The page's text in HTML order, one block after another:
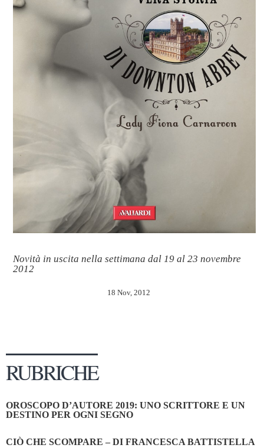
Novità in uscita nella settimana dal 19 al 23 novembre
2012
18 Nov, 2012
RUBRICHE
OROSCOPO D’AUTORE 2019: UNO SCRITTORE E UN
DESTINO PER OGNI SEGNO
CIÒ CHE SCOMPARE – DI FRANCESCA BATTISTELLA